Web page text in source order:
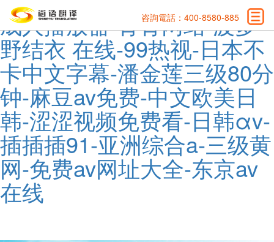
成人播放器-青青网站-波多
野结衣 在线-99热视-日本不
卡中文字幕-潘金莲三级80分
钟-麻豆av免费-中文欧美日
韩-涩涩视频免费看-日韩αv-
插插插91-亚洲综合a-三级黄
网-免费av网址大全-东京av
在线
咨詢電話：400-8580-885